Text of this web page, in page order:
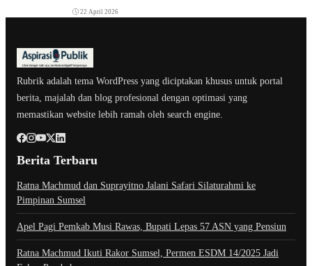
22 April 2026
Rubrik adalah tema WordPress yang diciptakan khusus untuk portal
berita, majalah dan blog profesional dengan optimasi yang
memastikan website lebih ramah oleh search engine.
Berita Terbaru
Ratna Machmud dan Suprayitno Jalani Safari Silaturahmi ke
Pimpinan Sumsel
Apel Pagi Pemkab Musi Rawas, Bupati Lepas 57 ASN yang Pensiun
Ratna Machmud Ikuti Rakor Sumsel, Permen ESDM 14/2025 Jadi